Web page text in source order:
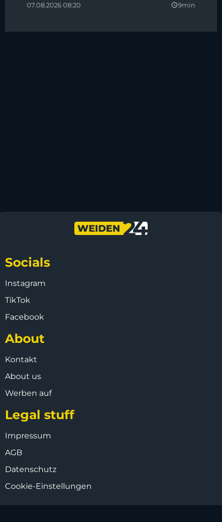
07.08.2026 08:20 query_builder9min
Socials
Instagram
TikTok
Facebook
About
Kontakt
About us
Werben auf
Legal stuff
Impressum
AGB
Datenschutz
Cookie-Einstellungen